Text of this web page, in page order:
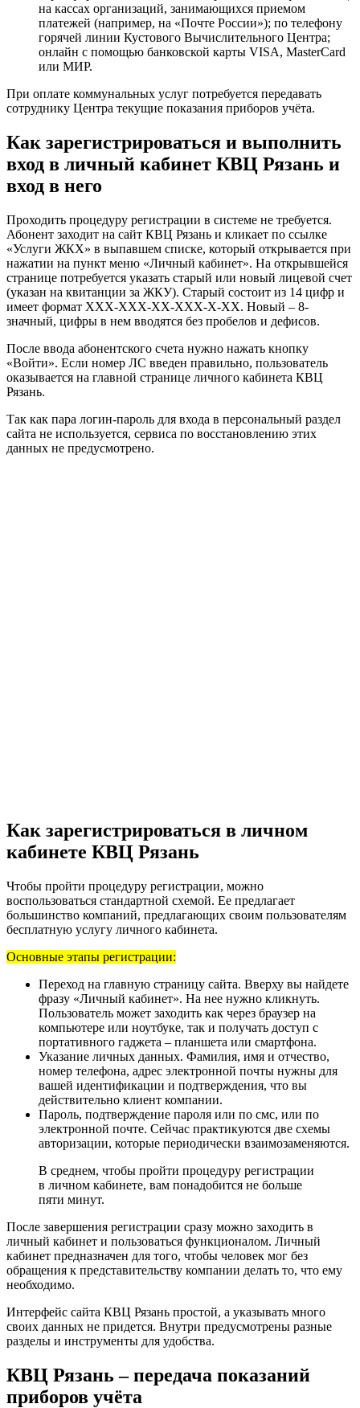
на кассах организаций, занимающихся приемом
платежей (например, на «Почте России»); по телефону
горячей линии Кустового Вычислительного Центра;
онлайн с помощью банковской карты VISA, MasterCard
или МИР.
При оплате коммунальных услуг потребуется передавать
сотруднику Центра текущие показания приборов учёта.
Как зарегистрироваться и выполнить
вход в личный кабинет КВЦ Рязань и
вход в него
Проходить процедуру регистрации в системе не требуется.
Абонент заходит на сайт КВЦ Рязань и кликает по ссылке
«Услуги ЖКХ» в выпавшем списке, который открывается при
нажатии на пункт меню «Личный кабинет». На открывшейся
странице потребуется указать старый или новый лицевой счет
(указан на квитанции за ЖКУ). Старый состоит из 14 цифр и
имеет формат ХХХ-ХХХ-ХХ-ХХХ-Х-ХХ. Новый – 8-
значный, цифры в нем вводятся без пробелов и дефисов.
После ввода абонентского счета нужно нажать кнопку
«Войти». Если номер ЛС введен правильно, пользователь
оказывается на главной странице личного кабинета КВЦ
Рязань.
Так как пара логин-пароль для входа в персональный раздел
сайта не используется, сервиса по восстановлению этих
данных не предусмотрено.
Как зарегистрироваться в личном
кабинете КВЦ Рязань
Чтобы пройти процедуру регистрации, можно
воспользоваться стандартной схемой. Ее предлагает
большинство компаний, предлагающих своим пользователям
бесплатную услугу личного кабинета.
Основные этапы регистрации:
Переход на главную страницу сайта. Вверху вы найдете
фразу «Личный кабинет». На нее нужно кликнуть.
Пользователь может заходить как через браузер на
компьютере или ноутбуке, так и получать доступ с
портативного гаджета – планшета или смартфона.
Указание личных данных. Фамилия, имя и отчество,
номер телефона, адрес электронной почты нужны для
вашей идентификации и подтверждения, что вы
действительно клиент компании.
Пароль, подтверждение пароля или по смс, или по
электронной почте. Сейчас практикуются две схемы
авторизации, которые периодически взаимозаменяются.
В среднем, чтобы пройти процедуру регистрации
в личном кабинете, вам понадобится не больше
пяти минут.
После завершения регистрации сразу можно заходить в
личный кабинет и пользоваться функционалом. Личный
кабинет предназначен для того, чтобы человек мог без
обращения к представительству компании делать то, что ему
необходимо.
Интерфейс сайта КВЦ Рязань простой, а указывать много
своих данных не придется. Внутри предусмотрены разные
разделы и инструменты для удобства.
КВЦ Рязань – передача показаний
приборов учёта